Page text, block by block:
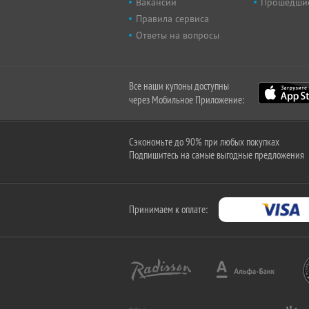
Правила сервиса
Ответы на вопросы
Все наши купоны доступны
через Мобильное Приложение:
Сэкономьте до 90% при любых покупках
Подпишитесь на самые выгодные предложения
Принимаем к оплате: